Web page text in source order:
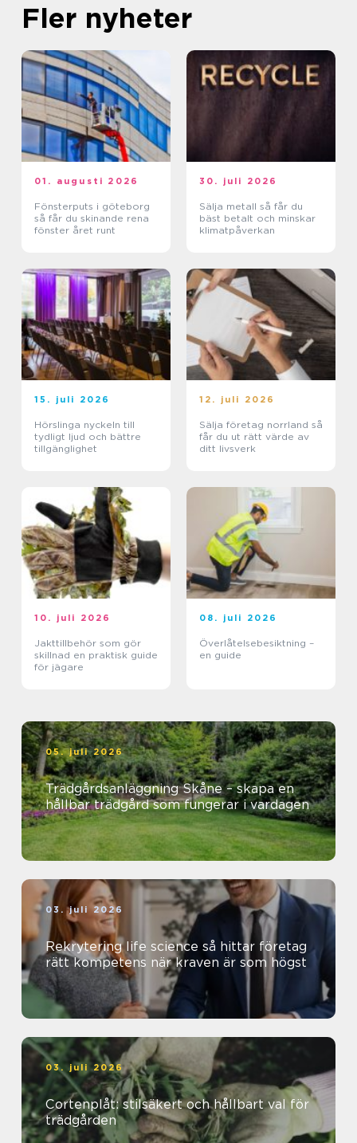
Fler nyheter
01. augusti 2026
Fönsterputs i göteborg
så får du skinande rena
fönster året runt
30. juli 2026
Sälja metall så får du
bäst betalt och minskar
klimatpåverkan
15. juli 2026
Hörslinga nyckeln till
tydligt ljud och bättre
tillgänglighet
12. juli 2026
Sälja företag norrland så
får du ut rätt värde av
ditt livsverk
10. juli 2026
Jakttillbehör som gör
skillnad en praktisk guide
för jägare
08. juli 2026
Överlåtelsebesiktning –
en guide
05. juli 2026
Trädgårdsanläggning Skåne – skapa en
hållbar trädgård som fungerar i vardagen
03. juli 2026
Rekrytering life science så hittar företag
rätt kompetens när kraven är som högst
03. juli 2026
Cortenplåt: stilsäkert och hållbart val för
trädgården